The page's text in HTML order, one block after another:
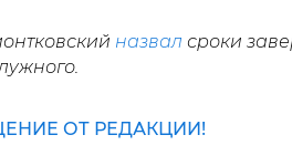
назвал сроки
ОТ РЕДАКЦИИ!